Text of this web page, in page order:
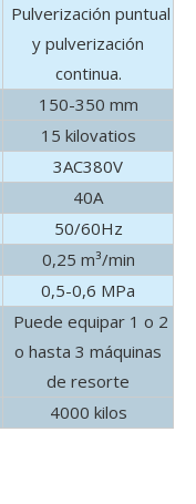
Pulverización puntual
y pulverización
continua.
150-350 mm
15 kilovatios
3AC380V
40A
50/60Hz
0,25 m³/min
0,5-0,6 MPa
Puede equipar 1 o 2
o hasta 3 máquinas
de resorte
4000 kilos